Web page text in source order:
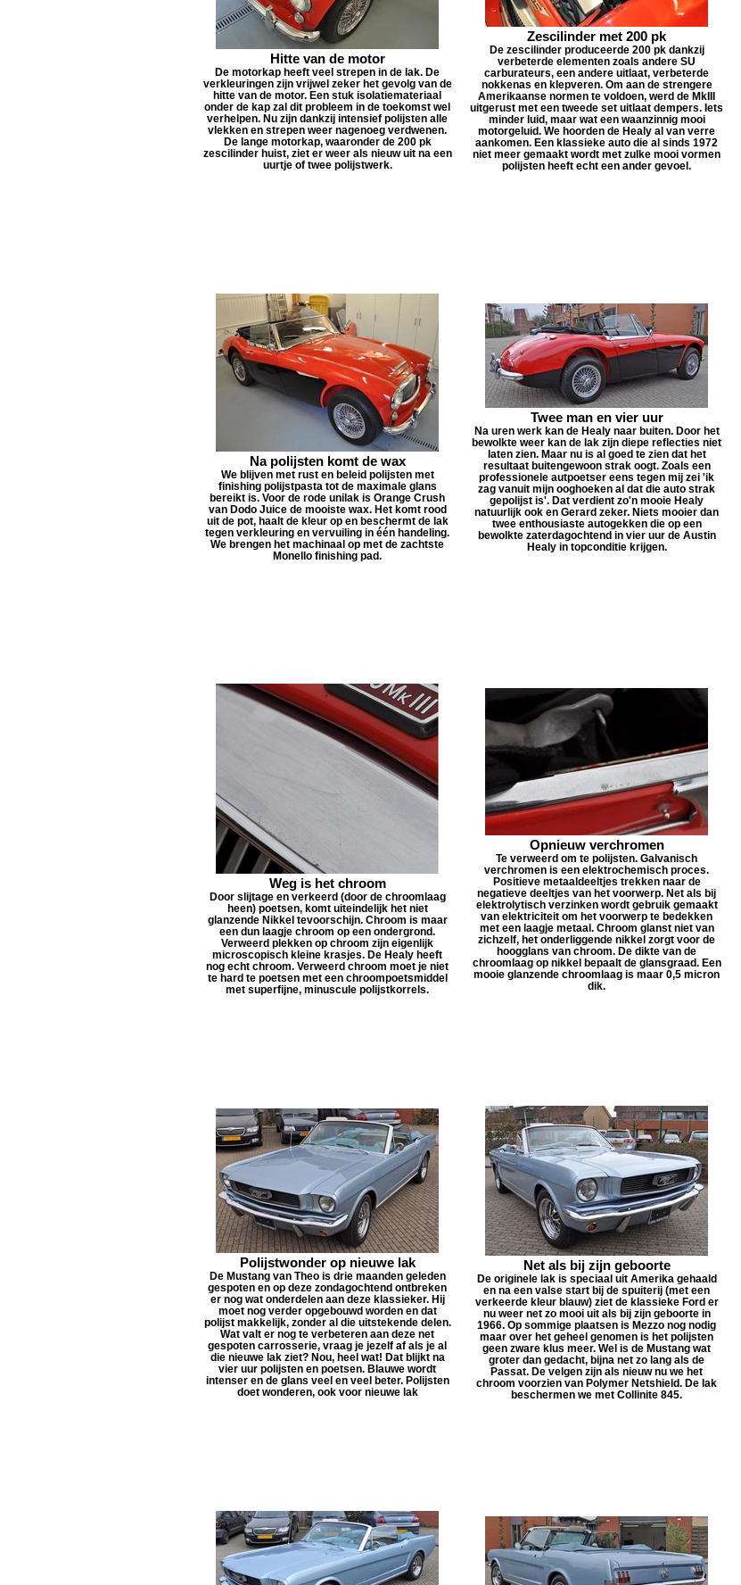
Hitte van de motor
De motorkap heeft veel strepen in de lak. De
verkleuringen zijn vrijwel zeker het gevolg van de
hitte van de motor. Een stuk isolatiemateriaal
onder de kap zal dit probleem in de toekomst wel
verhelpen. Nu zijn dankzij intensief polijsten alle
vlekken en strepen weer nagenoeg verdwenen.
De lange motorkap, waaronder de 200 pk
zescilinder huist, ziet er weer als nieuw uit na een
uurtje of twee polijstwerk.
Zescilinder met 200 pk
De zescilinder produceerde 200 pk dankzij
verbeterde elementen zoals andere SU
carburateurs, een andere uitlaat, verbeterde
nokkenas en klepveren. Om aan de strengere
Amerikaanse normen te voldoen, werd de MkIII
uitgerust met een tweede set uitlaat dempers. Iets
minder luid, maar wat een waanzinnig mooi
motorgeluid. We hoorden de Healy al van verre
aankomen. Een klassieke auto die al sinds 1972
niet meer gemaakt wordt met zulke mooi vormen
polijsten heeft echt een ander gevoel.
Na polijsten komt de wax
We blijven met rust en beleid polijsten met
finishing polijstpasta tot de maximale glans
bereikt is. Voor de rode unilak is Orange Crush
van Dodo Juice de mooiste wax. Het komt rood
uit de pot, haalt de kleur op en beschermt de lak
tegen verkleuring en vervuiling in één handeling.
We brengen het machinaal op met de zachtste
Monello finishing pad.
Twee man en vier uur
Na uren werk kan de Healy naar buiten. Door het
bewolkte weer kan de lak zijn diepe reflecties niet
laten zien. Maar nu is al goed te zien dat het
resultaat buitengewoon strak oogt. Zoals een
professionele autpoetser eens tegen mij zei 'ik
zag vanuit mijn ooghoeken al dat die auto strak
gepolijst is'. Dat verdient zo'n mooie Healy
natuurlijk ook en Gerard zeker. Niets mooier dan
twee enthousiaste autogekken die op een
bewolkte zaterdagochtend in vier uur de Austin
Healy in topconditie krijgen.
Weg is het chroom
Door slijtage en verkeerd (door de chroomlaag
heen) poetsen, komt uiteindelijk het niet
glanzende Nikkel tevoorschijn. Chroom is maar
een dun laagje chroom op een ondergrond.
Verweerd plekken op chroom zijn eigenlijk
microscopisch kleine krasjes. De Healy heeft
nog echt chroom. Verweerd chroom moet je niet
te hard te poetsen met een chroompoetsmiddel
met superfijne, minuscule polijstkorrels.
Opnieuw verchromen
Te verweerd om te polijsten. Galvanisch
verchromen is een elektrochemisch proces.
Positieve metaaldeeltjes trekken naar de
negatieve deeltjes van het voorwerp. Net als bij
elektrolytisch verzinken wordt gebruik gemaakt
van elektriciteit om het voorwerp te bedekken
met een laagje metaal. Chroom glanst niet van
zichzelf, het onderliggende nikkel zorgt voor de
hoogglans van chroom. De dikte van de
chroomlaag op nikkel bepaalt de glansgraad. Een
mooie glanzende chroomlaag is maar 0,5 micron
dik.
Polijstwonder op nieuwe lak
De Mustang van Theo is drie maanden geleden
gespoten en op deze zondagochtend ontbreken
er nog wat onderdelen aan deze klassieker. Hij
moet nog verder opgebouwd worden en dat
polijst makkelijk, zonder al die uitstekende delen.
Wat valt er nog te verbeteren aan deze net
gespoten carrosserie, vraag je jezelf af als je al
die nieuwe lak ziet? Nou, heel wat! Dat blijkt na
vier uur polijsten en poetsen. Blauwe wordt
intenser en de glans veel en veel beter. Polijsten
doet wonderen, ook voor nieuwe lak
Net als bij zijn geboorte
De originele lak is speciaal uit Amerika gehaald
en na een valse start bij de spuiterij (met een
verkeerde kleur blauw) ziet de klassieke Ford er
nu weer net zo mooi uit als bij zijn geboorte in
1966. Op sommige plaatsen is Mezzo nog nodig
maar over het geheel genomen is het polijsten
geen zware klus meer. Wel is de Mustang wat
groter dan gedacht, bijna net zo lang als de
Passat. De velgen zijn als nieuw nu we het
chroom voorzien van Polymer Netshield. De lak
beschermen we met Collinite 845.